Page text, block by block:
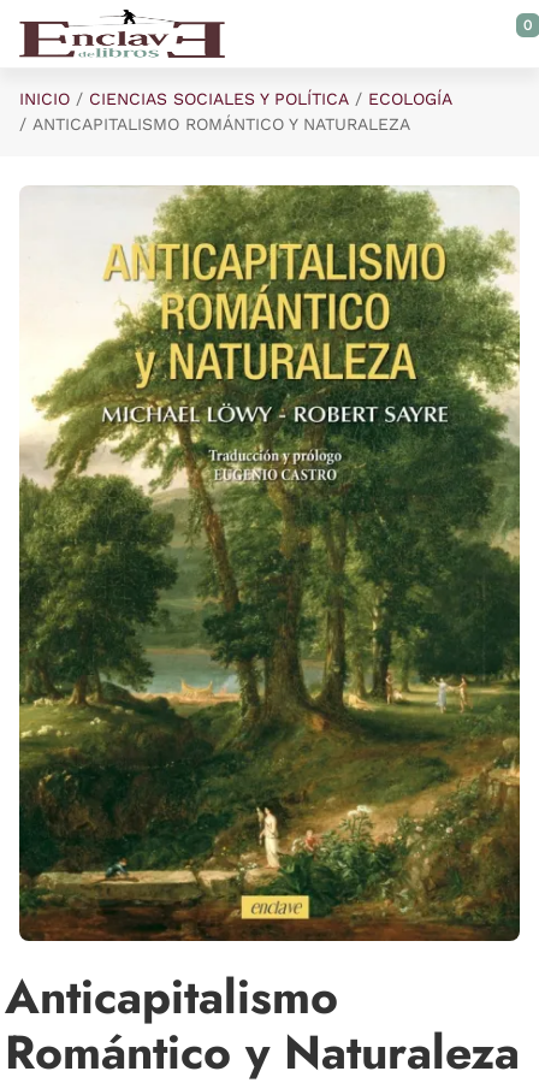
Saltar al contenido principal
0
INICIO CIENCIAS SOCIALES Y POLÍTICA
ECOLOGÍA
ANTICAPITALISMO ROMÁNTICO Y NATURALEZA
Anticapitalismo
Romántico y Naturaleza